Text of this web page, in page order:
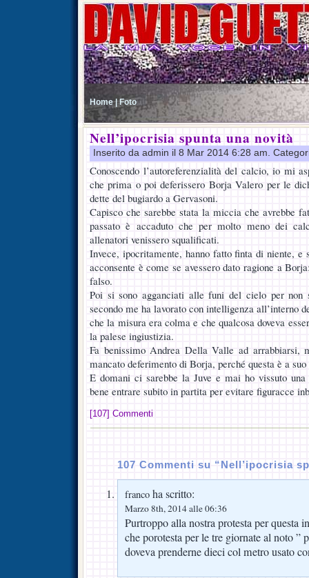
Home | Foto
Nell’ipocrisia spunta una novità
Inserito da admin il 8 Mar 2014 6:28 am.
Conoscendo l’autoreferenzialità del calcio, io mi
che prima o poi deferissero Borja Valero per le
dette del bugiardo a Gervasoni.
Capisco che sarebbe stata la miccia che avrebbe
passato è accaduto che per molto meno dei
allenatori venissero squalificati.
Invece, ipocritamente, hanno fatto finta di niente, e
acconsente è come se avessero dato ragione a
falso.
Poi si sono agganciati alle funi del cielo per non
secondo me ha lavorato con intelligenza all’interno
che la misura era colma e che qualcosa doveva
la palese ingiustizia.
Fa benissimo Andrea Della Valle ad
mancato deferimento di Borja, perché questa è a
E domani ci sarebbe la Juve e mai ho vissuto
bene entrare subito in partita per evitare figuracce
[107] Commenti
107 Commenti su “Nell’ipocrisia
franco ha scritto:
Marzo 8th, 2014 alle 06:36
Purtroppo alla nostra protesta per questa
che porotesta per le tre giornate al noto ”
doveva prenderne dieci col metro usato